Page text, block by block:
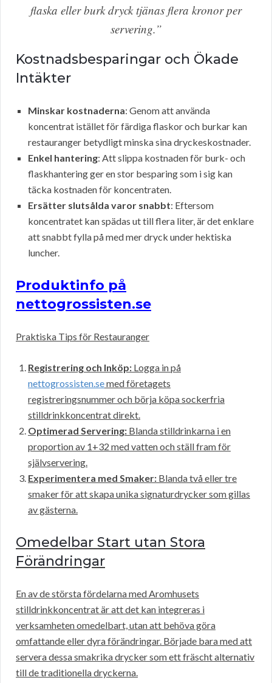
flaska eller burk dryck tjänas flera kronor per
servering.”
Kostnadsbesparingar och Ökade
Intäkter
Minskar kostnaderna: Genom att använda
koncentrat istället för färdiga flaskor och burkar kan
restauranger betydligt minska sina dryckeskostnader.
Enkel hantering: Att slippa kostnaden för burk- och
flaskhantering ger en stor besparing som i sig kan
täcka kostnaden för koncentraten.
Ersätter slutsålda varor snabbt: Eftersom
koncentratet kan spädas ut till flera liter, är det enklare
att snabbt fylla på med mer dryck under hektiska
luncher.
Produktinfo på
nettogrossisten.se
Praktiska Tips för Restauranger
Registrering och Inköp: Logga in på
nettogrossisten.semed företagets
registreringsnummer och börja köpa sockerfria
stilldrinkkoncentrat direkt.
Optimerad Servering: Blanda stilldrinkarna i en
proportion av 1+32 med vatten och ställ fram för
självservering.
Experimentera med Smaker: Blanda två eller tre
smaker för att skapa unika signaturdrycker som gillas
av gästerna.
Omedelbar Start utan Stora
Förändringar
En av de största fördelarna med Aromhusets
stilldrinkkoncentrat är att det kan integreras i
verksamheten omedelbart, utan att behöva göra
omfattande eller dyra förändringar. Började bara med att
servera dessa smakrika drycker som ett fräscht alternativ
till de traditionella dryckerna.